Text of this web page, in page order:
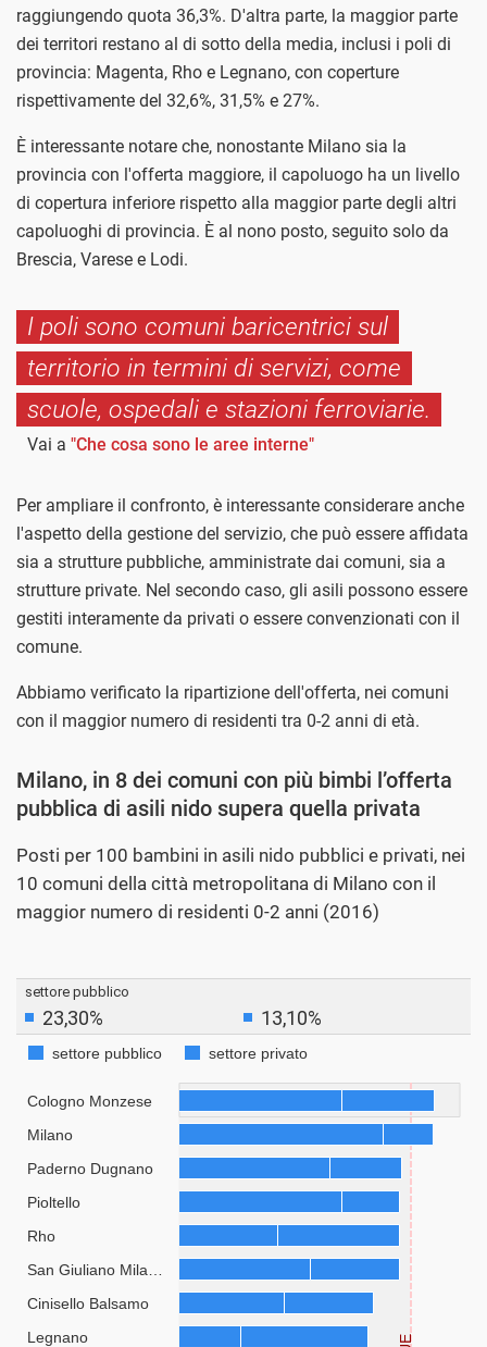
raggiungendo quota 36,3%. D'altra parte, la maggior parte
dei territori restano al di sotto della media, inclusi i poli di
provincia: Magenta, Rho e Legnano, con coperture
rispettivamente del 32,6%, 31,5% e 27%.
È interessante notare che, nonostante Milano sia la
provincia con l'offerta maggiore, il capoluogo ha un livello
di copertura inferiore rispetto alla maggior parte degli altri
capoluoghi di provincia. È al nono posto, seguito solo da
Brescia, Varese e Lodi.
I poli sono comuni baricentrici sul
territorio in termini di servizi, come
scuole, ospedali e stazioni ferroviarie.
Vai a "Che cosa sono le aree interne"
Per ampliare il confronto, è interessante considerare anche
l'aspetto della gestione del servizio, che può essere affidata
sia a strutture pubbliche, amministrate dai comuni, sia a
strutture private. Nel secondo caso, gli asili possono essere
gestiti interamente da privati o essere convenzionati con il
comune.
Abbiamo verificato la ripartizione dell'offerta, nei comuni
con il maggior numero di residenti tra 0-2 anni di età.
Milano, in 8 dei comuni con più bimbi l’offerta
pubblica di asili nido supera quella privata
Posti per 100 bambini in asili nido pubblici e privati, nei
10 comuni della città metropolitana di Milano con il
maggior numero di residenti 0-2 anni (2016)